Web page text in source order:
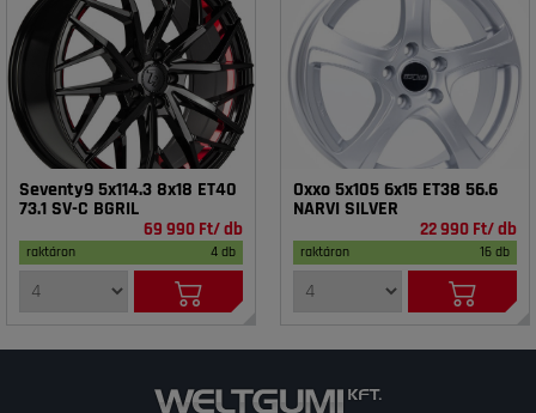
Seventy9 5x114.3 8x18 ET40
73.1 SV-C BGRIL
69 990 Ft/ db
raktáron 4 db
Oxxo 5x105 6x15 ET38 56.6
NARVI SILVER
22 990 Ft/ db
raktáron 16 db